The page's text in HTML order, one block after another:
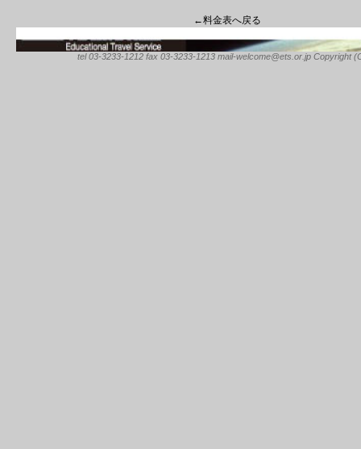
←料金表へ戻る
tel 03-3233-1212 fax 03-3233-1213 mail-welcome@ets.or.jp Copyright